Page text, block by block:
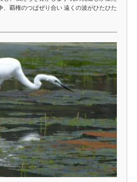
、覇権のつばぜり合い 遠くの波がひたひた